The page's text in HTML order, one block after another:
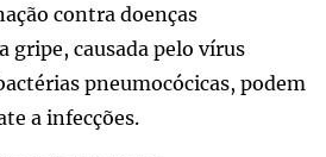
contra doenças
gripe, causada pelo vírus
pneumocócicas, podem
a infecções.